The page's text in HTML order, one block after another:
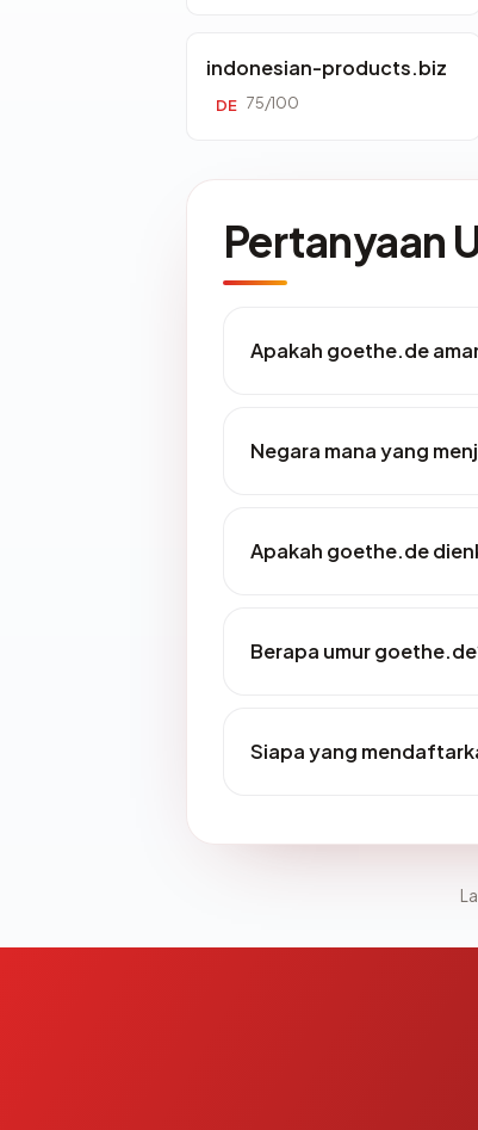
indonesian-products.biz
DE 75/100
Pertanyaan
Apakah goethe.de
Negara mana yang
Apakah goethe.de
Berapa umur
Siapa yang